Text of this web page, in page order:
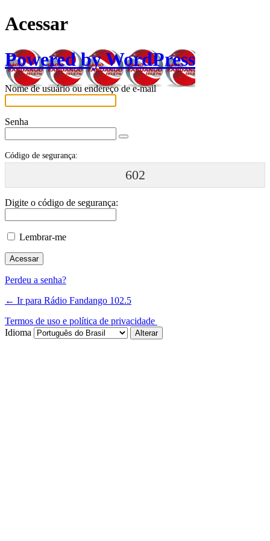
Acessar
Powered by WordPress
Nome de usuário ou endereço de e-mail
Senha
Código de segurança:
602
Digite o código de segurança:
Lembrar-me
Perdeu a senha?
← Ir para Rádio Fandango 102.5
Termos de uso e política de privacidade
Idioma